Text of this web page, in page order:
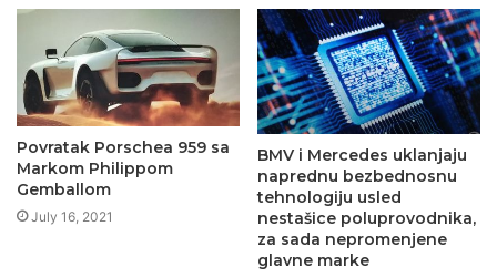
Povratak Porschea 959 sa
Markom Philippom
Gemballom
July 16, 2021
BMV i Mercedes uklanjaju
naprednu bezbednosnu
tehnologiju usled
nestašice poluprovodnika,
za sada nepromenjene
glavne marke